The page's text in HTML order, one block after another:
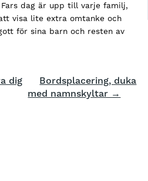
dag är upp till varje familj,
visa lite extra omtanke och
för sina barn och resten av
dig
Bordsplacering, duka
med namnskyltar →